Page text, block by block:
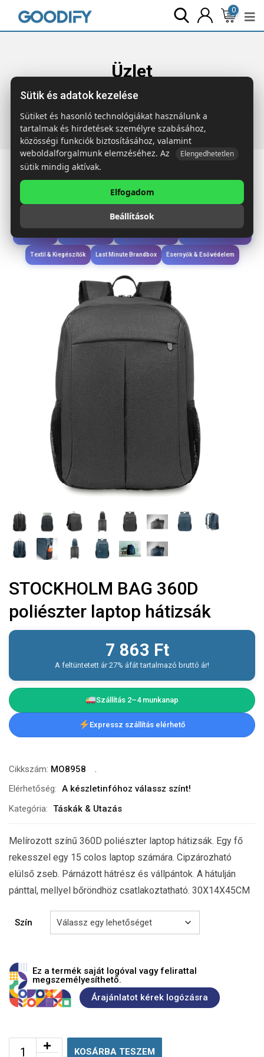
0
Üzlet
Főoldal Termékek Táskák & Utazás
360D poliészter laptop hátizsák
Étkezés & Ivás
Wellness & Ápolás
Textil & Kiegészítők Last Minute Brandbox Esernyők & Esővédelem
STOCKHOLM BAG 360D
poliészter laptop hátizsák
7 863 Ft
A feltüntetett ár 27% áfát tartalmazó bruttó ár!
Szállítás 2–4 munkanap
Expressz szállítás elérhető
Cikkszám: MO8958
Elérhetőség: A készletinfóhoz válassz színt!
Kategória: Táskák & Utazás
Melírozott színű 360D poliészter laptop hátizsák. Egy fő
rekesszel egy 15 colos laptop számára. Cipzározható
elülső zseb. Párnázott hátrész és vállpántok. A hátulján
pánttal, mellyel bőröndhöz csatlakoztatható. 30X14X45CM
Szín
Ez a termék saját logóval vagy felirattal
megszemélyesíthető.
Árajánlatot kérek logózásra
KOSÁRBA TESZEM
Sütik és adatok kezelése
Sütiket és hasonló technológiákat használunk a
tartalmak és hirdetések személyre szabásához,
közösségi funkciók biztosításához, valamint
weboldalforgalmunk elemzéséhez. Az
Elengedhetetlen
sütik mindig aktívak.
Elfogadom
Beállítások